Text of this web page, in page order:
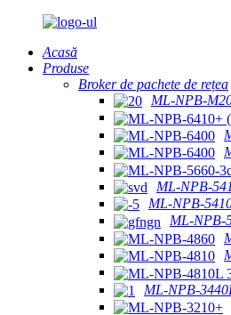
Acasă
Produse
Broker de pachete de rețea
ML-NPB-
ML-NPB-
ML-NPB-
ML-NPB-
ML-NPB-